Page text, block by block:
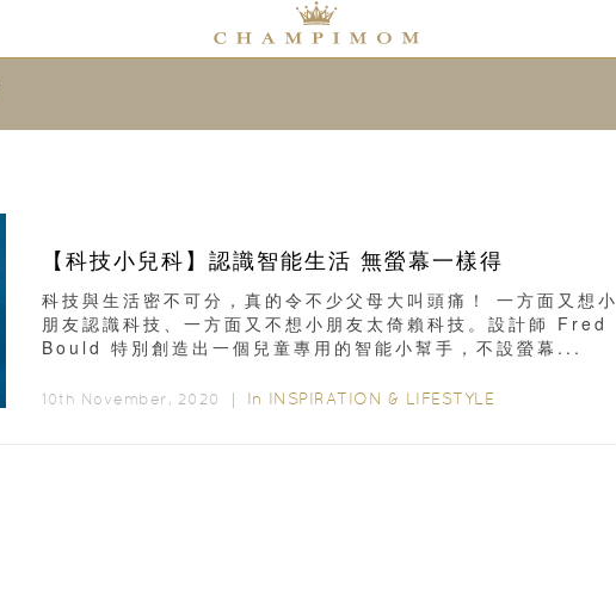
【科技小兒科】認識智能生活 無螢幕一樣得
科技與生活密不可分，真的令不少父母大叫頭痛！ 一方面又想小
朋友認識科技、一方面又不想小朋友太倚賴科技。設計師 Fred
Bould 特別創造出一個兒童專用的智能小幫手，不設螢幕...
10th November, 2020 ｜ In INSPIRATION & LIFESTYLE